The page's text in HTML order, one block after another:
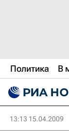
Политика В
13:13 15.04.2009